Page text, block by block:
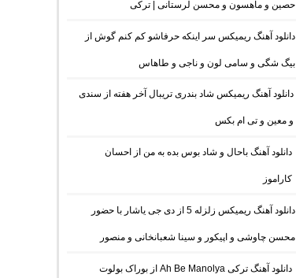
حصین و ماهسون و محسن لرستانی | ترکی
دانلود آهنگ ریمیکس سر اینکه حرفاشو کم کنم گوش از
بیگ شگی و سامی لون و ناجی و طاهاس
دانلود آهنگ ریمیکس شاد بندری تریبال آخر هفته از سندی
و معین و تی ام بکس
دانلود آهنگ باحال و شاد بوس بده به من از احسان
کاراموز
دانلود آهنگ ریمیکس زلزله 5 از دی جی یاشار با حضور
محسن چاوشی و اپیکور و سینا شعبانخانی و منصور
دانلود آهنگ ترکی Ah Be Manolya از بوراک بولوت